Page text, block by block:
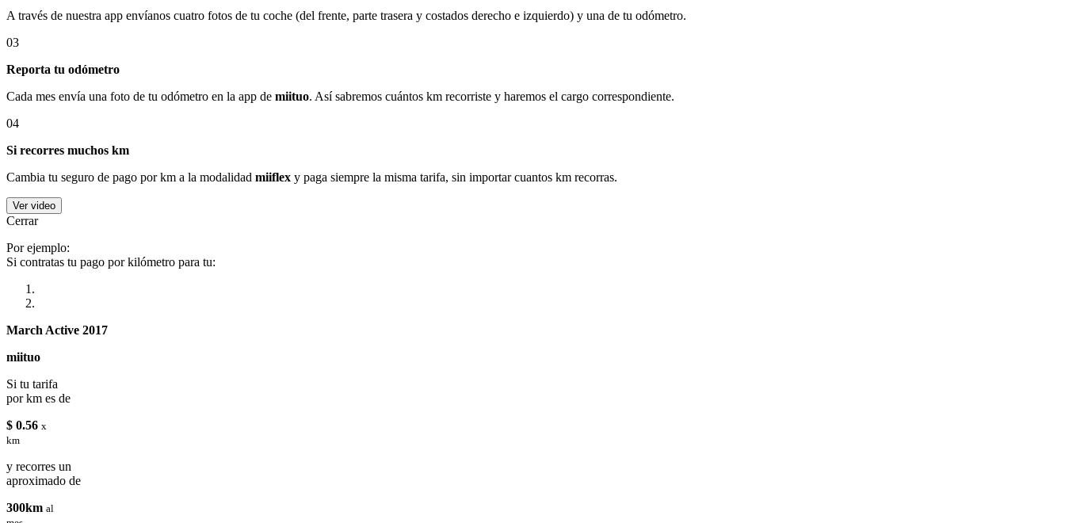
A través de nuestra app envíanos cuatro fotos de tu coche (del frente, parte trasera y costados derecho e izquierdo) y una de tu odómetro.
03
Reporta tu odómetro
Cada mes envía una foto de tu odómetro en la app de miituo. Así sabremos cuántos km recorriste y haremos el cargo correspondiente.
04
Si recorres muchos km
Cambia tu seguro de pago por km a la modalidad miiflex y paga siempre la misma tarifa, sin importar cuantos km recorras.
Ver video
Cerrar
Por ejemplo:
Si contratas tu pago por kilómetro para tu:
March Active 2017
miituo
Si tu tarifa
por km es de
$ 0.56 x
km
y recorres un
aproximado de
300km al